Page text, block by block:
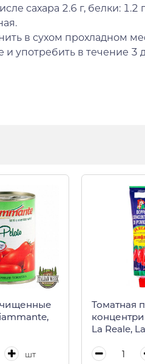
сахара 2.6 г, белки: 1.2
в сухом прохладном
и употребить в течение 3
шт
Томатная
La Reale, La
(тюбик)